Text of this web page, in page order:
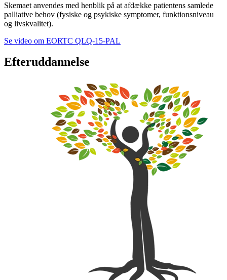
Skemaet anvendes med henblik på at afdække patientens samlede
palliative behov (fysiske og psykiske symptomer, funktionsniveau
og livskvalitet).
Se video om EORTC QLQ-15-PAL
Efteruddannelse